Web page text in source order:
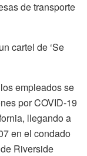
de transporte
cartel de ‘Se
empleados se
por COVID-19
llegando a
en el condado
Riverside